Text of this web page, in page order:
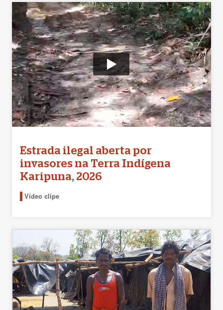
Estrada ilegal aberta por
invasores na Terra Indígena
Karipuna, 2026
Vídeo clipe